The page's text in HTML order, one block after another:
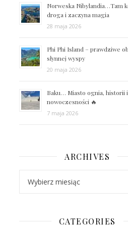
Norweska Nibylandia…Tam
droga i zaczyna magia
28 maja 2026
Phi Phi Island – prawdziwe
słynnej wyspy
20 maja 2026
Baku… Miasto ognia, historii i
nowoczesności 🔥
7 maja 2026
ARCHIVES
CATEGORIES